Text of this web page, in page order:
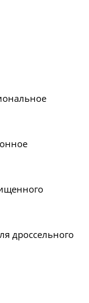
дроссельного